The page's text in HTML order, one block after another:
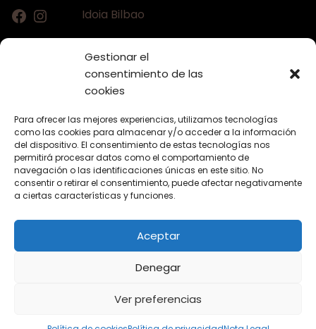
Gestionar el
consentimiento de las
cookies
Para ofrecer las mejores experiencias, utilizamos tecnologías
como las cookies para almacenar y/o acceder a la información
del dispositivo. El consentimiento de estas tecnologías nos
permitirá procesar datos como el comportamiento de
navegación o las identificaciones únicas en este sitio. No
consentir o retirar el consentimiento, puede afectar negativamente
a ciertas características y funciones.
Aceptar
Denegar
Ver preferencias
Idoia Bilbao
Teléfono:+34 617644453
Email:bellaconalopecia@gmail.com
Web:www.bellaconalopecia.com
Textos Legales
Nota Legal
Política de Privacidad